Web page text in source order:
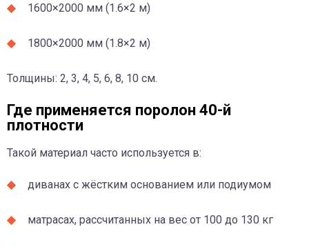
1600×2000 мм (1.6×2 м)
1800×2000 мм (1.8×2 м)
Толщины: 2, 3, 4, 5, 6, 8, 10 см.
Где применяется поролон 40-й
плотности
Такой материал часто используется в:
диванах с жёстким основанием или подиумом
матрасах, рассчитанных на вес от 100 до 130 кг